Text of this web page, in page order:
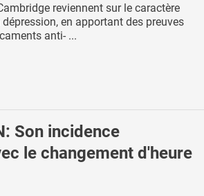
reviennent sur le caractère
en apportant des preuves
anti- ...
Son incidence
le changement d'heure